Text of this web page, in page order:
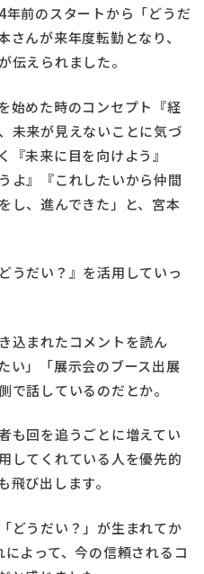
前のスタートから「どうだ
んが来年度転勤となり、
伝えられました。
始めた時のコンセプト『経
未来が見えないことに気づ
『未来に目を向けよう』
よ』『これしたいから仲間
し、進んできた」と、宮本
うだい？』を活用していっ
込まれたコメントを読ん
い」「展示会のブース出展
で話しているのだとか。
も回を追うごとに増えてい
してくれている人を優先的
飛び出します。
どうだい？」が生まれてか
よって、今の信頼されるコ